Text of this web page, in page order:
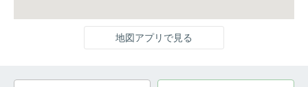
地図アプリで見る